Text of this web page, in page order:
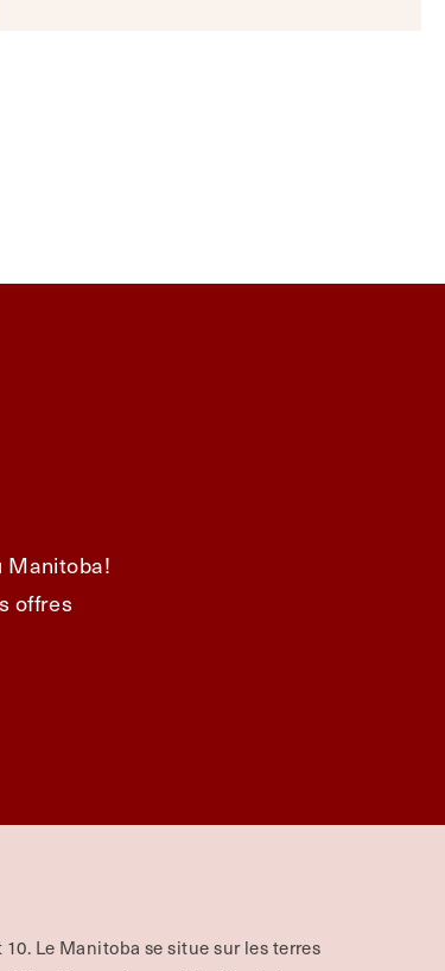
Manitoba!
offres
Le Manitoba se situe sur les terres